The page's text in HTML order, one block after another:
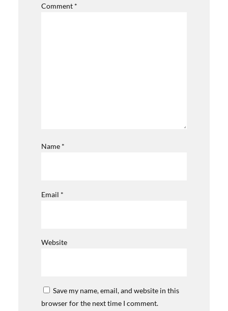
Comment *
Name *
Email *
Website
Save my name, email, and website in this
browser for the next time I comment.